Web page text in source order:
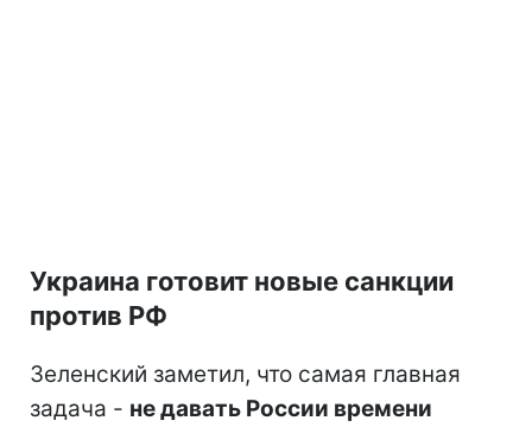
Украина готовит новые санкции
против РФ
Зеленский заметил, что самая главная
задача - не давать России времени